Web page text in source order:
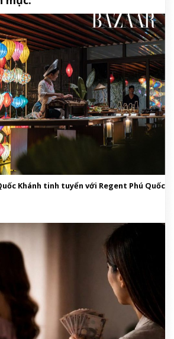
Khánh tinh tuyển với Regent Phú Quốc